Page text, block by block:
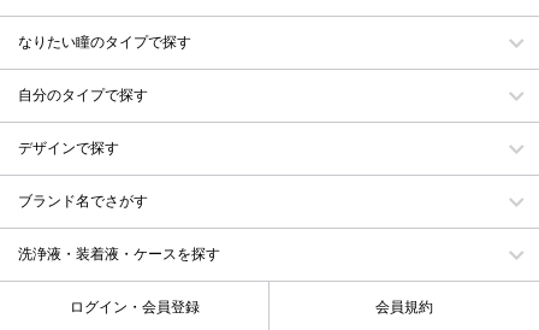
なりたい瞳のタイプで探す
自分のタイプで探す
デザインで探す
ブランド名でさがす
洗浄液・装着液・ケースを探す
ログイン・会員登録 会員規約